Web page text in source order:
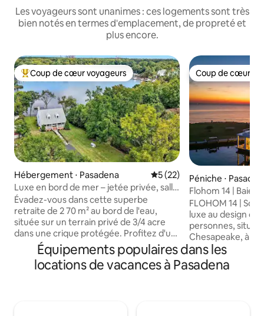
Les voyageurs sont unanimes : ces logements sont très
bien notés en termes d'emplacement, de propreté et
plus encore.
Coups de cœur voyageurs les plus appréciés
Coup de cœur voyageurs
Hébergement ⋅ Pasadena Évaluation moyenne sur la
5 (22)
Luxe en bord de mer – jetée privée, salle
de jeux, table de billard
Évadez-vous dans cette superbe
retraite de 2 70 m² au bord de l'eau,
située sur un terrain privé de 3/4 acre
dans une crique protégée. Profitez d'un
quai privé, d'un accès en eau profonde
et de votre propre plage de sable fin.
Cette maison de 5 chambres peut
Coup de cœur
Coup de cœur
Péniche ⋅
Flohom 14 | Baie
et accès à la plage
FLOHOM 14 |
luxe au design
personnes, située
Chesapeake, à la
Pasadena, dans
Queen Helix
Parachute, salon
Équipements populaires dans les
locations de vacances à Pasadena